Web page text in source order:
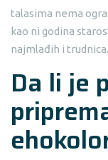
talasima nema
kao ni godina
najmlađih i trudnica.
Da li je